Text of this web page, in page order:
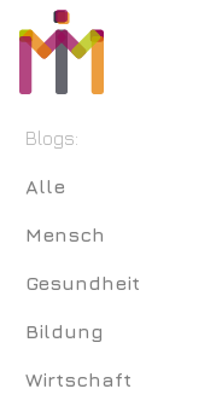
Blogs:
Alle
Mensch
Gesundheit
Bildung
Wirtschaft